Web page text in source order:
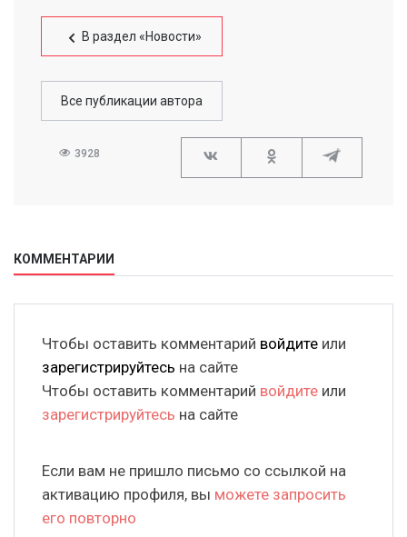
В раздел «Новости»
Все публикации автора
3928
КОММЕНТАРИИ
Чтобы оставить комментарий войдите или
зарегистрируйтесь на сайте
Чтобы оставить комментарий войдите или
зарегистрируйтесь на сайте
Если вам не пришло письмо со ссылкой на
активацию профиля, вы можете запросить
его повторно